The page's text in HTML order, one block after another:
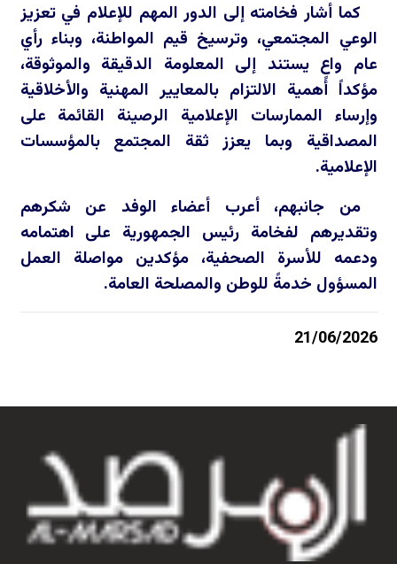
كما أشار فخامته إلى الدور المهم للإعلام في تعزيز
الوعي المجتمعي، وترسيخ قيم المواطنة، وبناء رأي
عام واعٍ يستند إلى المعلومة الدقيقة والموثوقة،
مؤكداً أهمية الالتزام بالمعايير المهنية والأخلاقية
وإرساء الممارسات الإعلامية الرصينة القائمة على
المصداقية وبما يعزز ثقة المجتمع بالمؤسسات
الإعلامية.
من جانبهم، أعرب أعضاء الوفد عن شكرهم
وتقديرهم لفخامة رئيس الجمهورية على اهتمامه
ودعمه للأسرة الصحفية، مؤكدين مواصلة العمل
المسؤول خدمةً للوطن والمصلحة العامة.
21/06/2026